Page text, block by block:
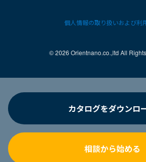
©︎ 2026 Orientnano.co.,ltd All
個人情報の取り扱いおよび利
カタログをダウンロ
相談から始める